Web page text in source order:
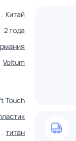
Китай
2 года
Voltum
Touch
титан